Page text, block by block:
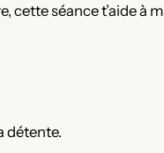
cette séance t’aide à
détente.